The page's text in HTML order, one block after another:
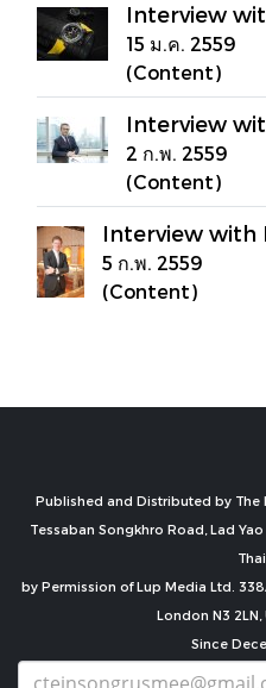
Interview
15 ม.ค. 2559
(Content)
Interview
2 ก.พ. 2559
(Content)
Interview with
5 ก.พ. 2559
(Content)
Published and Distributed by The
Tessaban Songkhro Road, Lad
by Permission of Lup Media Ltd.
London N3
Since